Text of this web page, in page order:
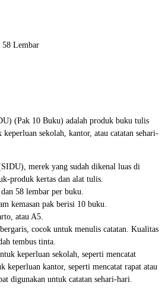
58 Lembar
(Pak 10 Buku) adalah produk buku tulis
sekolah, kantor, atau catatan sehari-
merek yang sudah dikenal luas di
produk kertas dan alat tulis.
58 lembar per buku.
kemasan pak berisi 10 buku.
atau A5.
cocok untuk menulis catatan. Kualitas
tembus tinta.
keperluan sekolah, seperti mencatat
keperluan kantor, seperti mencatat rapat atau
digunakan untuk catatan sehari-hari.